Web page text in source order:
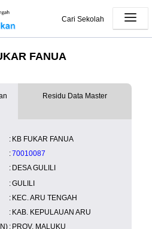
Cari Sekolah
FANUA
: KB FUKAR FANUA
:70010087
: DESA GULILI
:GULILI
: KEC. ARU TENGAH
: KAB. KEPULAUAN ARU
: PROV. MALUKU
Residu Data Master